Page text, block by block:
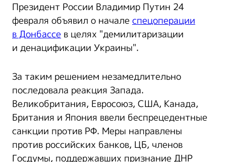
Президент России Владимир Путин 24
февраля объявил о начале спецоперации
в Донбассе в целях "демилитаризации
и денацификации Украины".
За таким решением незамедлительно
последовала реакция Запада.
Великобритания, Евросоюз, США, Канада,
Британия и Япония ввели беспрецедентные
санкции против РФ. Меры направлены
против российских банков, ЦБ, членов
Госдумы, поддержавших признание ДНР